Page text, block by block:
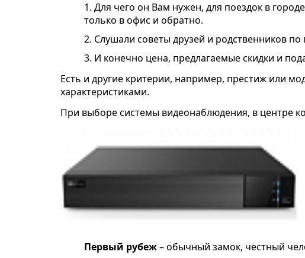
1. Для чего он Вам нужен, для поездок в
только в офис и обратно.
2. Слушали советы друзей и родственников
3. И конечно цена, предлагаемые скидки и
Есть и другие критерии, например, престиж или
характеристиками.
При выборе системы видеонаблюдения, в центре
Первый рубеж– обычный замок, честный